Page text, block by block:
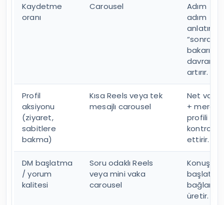
Kaydetme
oranı
Carousel
Adım
adım
anlatım
“sonra
bakarım”
artırır.
Profil
aksiyonu
(ziyaret,
sabitlere
bakma)
Kısa Reels veya tek
mesajlı carousel
Net vaat
+ merak,
profili
kontrol
ettirir.
DM başlatma
/ yorum
kalitesi
Soru odaklı Reels
veya mini vaka
carousel
Konuşma
başlatan
bağlam
üretir.